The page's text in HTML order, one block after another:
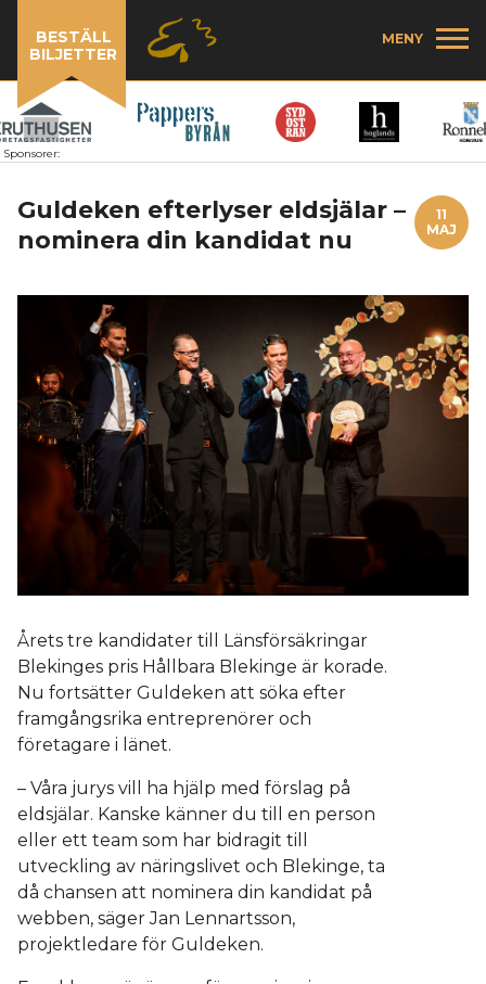
BESTÄLL
BILJETTER
MENY
Sponsorer:
Guldeken efterlyser eldsjälar –
nominera din kandidat nu
11
MAJ
Årets tre kandidater till Länsförsäkringar
Blekinges pris Hållbara Blekinge är korade.
Nu fortsätter Guldeken att söka efter
framgångsrika entreprenörer och
företagare i länet.
– Våra jurys vill ha hjälp med förslag på
eldsjälar. Kanske känner du till en person
eller ett team som har bidragit till
utveckling av näringslivet och Blekinge, ta
då chansen att nominera din kandidat på
webben, säger Jan Lennartsson,
projektledare för Guldeken.